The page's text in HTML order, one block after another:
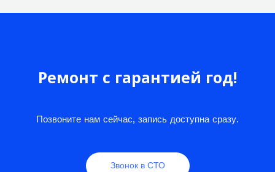
Ремонт с гарантией год!
Позвоните нам сейчас, запись доступна сразу.
Звонок в СТО